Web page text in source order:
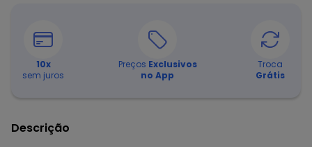
10x
sem juros
Preços Exclusivos
no App
Troca
Grátis
Descrição